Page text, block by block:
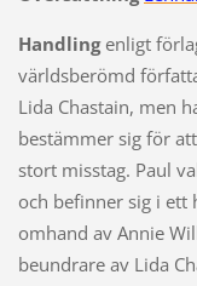
Handling enligt
världsberömd
Lida Chastain, men
bestämmer sig för
stort misstag. Paul
och befinner sig i ett
omhand av Annie
beundrare av Lida